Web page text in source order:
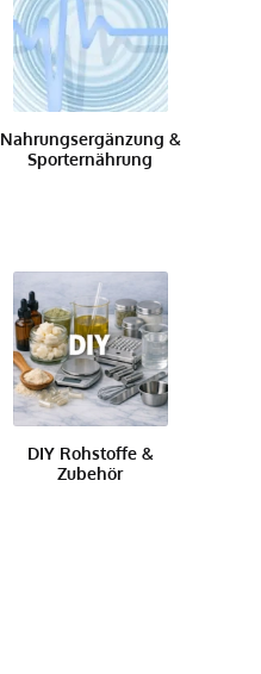
Nahrungsergänzung &
Sporternährung
DIY Rohstoffe &
Zubehör